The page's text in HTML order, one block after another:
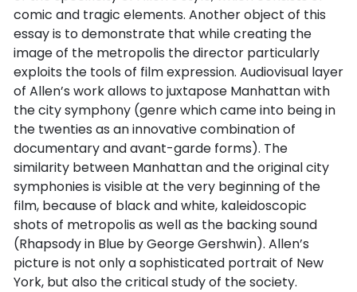
comic and tragic elements. Another object of this
essay is to demonstrate that while creating the
image of the metropolis the director particularly
exploits the tools of film expression. Audiovisual layer
of Allen’s work allows to juxtapose Manhattan with
the city symphony (genre which came into being in
the twenties as an innovative combination of
documentary and avant-garde forms). The
similarity between Manhattan and the original city
symphonies is visible at the very beginning of the
film, because of black and white, kaleidoscopic
shots of metropolis as well as the backing sound
(Rhapsody in Blue by George Gershwin). Allen’s
picture is not only a sophisticated portrait of New
York, but also the critical study of the society.